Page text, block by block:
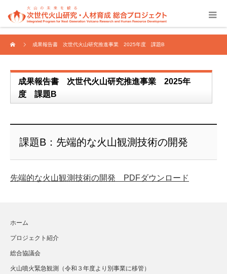
成果報告書 次世代火山研究推進事業 2025年度 課題B
成果報告書 次世代火山研究推進事業 2025年
度 課題B
課題B：先端的な火山観測技術の開発
先端的な火山観測技術の開発 PDFダウンロード
ホーム
プロジェクト紹介
総合協議会
火山噴火緊急観測（令和３年度より別事業に移管）